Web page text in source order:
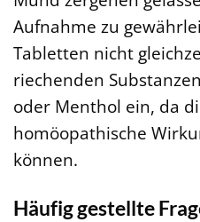
Aufnahme zu
Tabletten nicht
riechenden
oder Menthol ein, da
homöopathische
können.
Häufig gestellte